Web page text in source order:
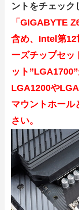
ントをチェック
「GIGABYTE
含め、Intel第12
ーズチップセッ
ット
LGA1200や
マウントホール
さい。